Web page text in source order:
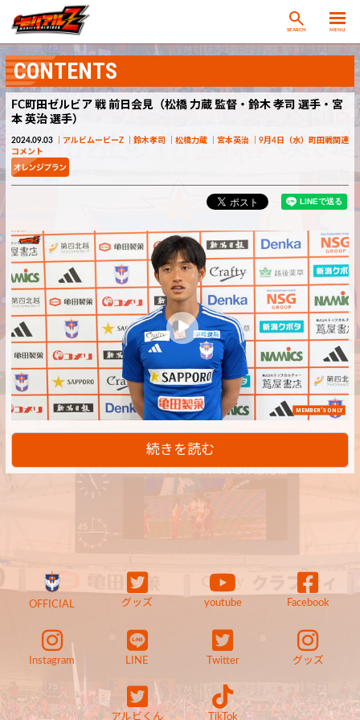
SEARCH MENU
CONTENTS
FC町田ゼルビア 戦 前日会見（松橋 力蔵 監督・鈴木 孝司 選手・宮
本 英治 選手）
2024.09.03 アルビムービーZ 鈴木孝司 松橋力蔵 宮本英治
9月4日（水）町田戦関連
コメント
MEMBER'S ONLY
続きを読む
OFFICIAL グッズ youtube Facebook
Instagram LINE Twitter グッズ
アルビくん TikTok